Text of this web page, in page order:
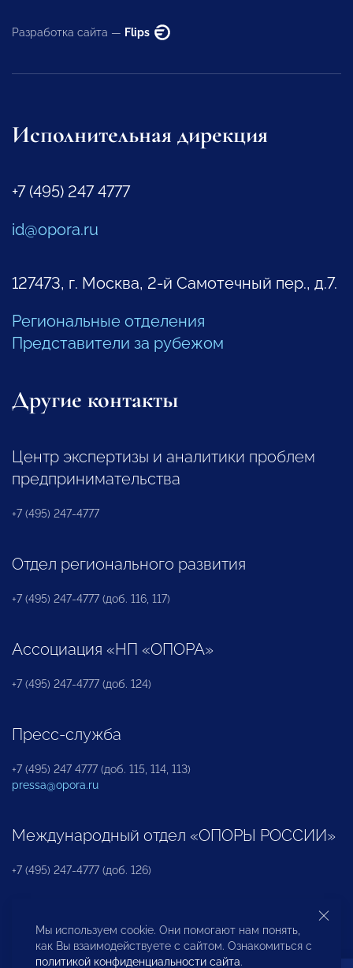
Разработка сайта — Flips
Исполнительная дирекция
+7 (495) 247 4777
id@opora.ru
127473, г. Москва, 2-й Самотечный пер., д.7.
Региональные отделения
Представители за рубежом
Другие контакты
Центр экспертизы и аналитики проблем
предпринимательства
+7 (495) 247-4777
Отдел регионального развития
+7 (495) 247-4777 (доб. 116, 117)
Ассоциация «НП «ОПОРА»
+7 (495) 247-4777 (доб. 124)
Пресс-служба
+7 (495) 247 4777 (доб. 115, 114, 113)
pressa@opora.ru
Международный отдел «ОПОРЫ РОССИИ»
+7 (495) 247-4777 (доб. 126)
Бюро по защите прав предпринимателей и
инвесторов
Мы используем cookie. Они помогают нам понять,
как Вы взаимодействуете с сайтом. Ознакомиться с
политикой конфиденциальности сайта.